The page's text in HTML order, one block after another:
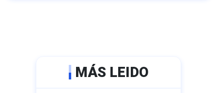
MÁS LEIDO